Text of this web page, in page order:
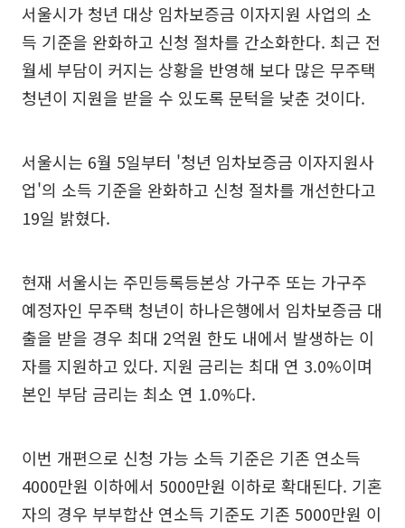
서울시가 청년 대상 임차보증금 이자지원 사업의 소
득 기준을 완화하고 신청 절차를 간소화한다. 최근 전
월세 부담이 커지는 상황을 반영해 보다 많은 무주택
청년이 지원을 받을 수 있도록 문턱을 낮춘 것이다.
서울시는 6월 5일부터 '청년 임차보증금 이자지원사
업'의 소득 기준을 완화하고 신청 절차를 개선한다고
19일 밝혔다.
현재 서울시는 주민등록등본상 가구주 또는 가구주
예정자인 무주택 청년이 하나은행에서 임차보증금 대
출을 받을 경우 최대 2억원 한도 내에서 발생하는 이
자를 지원하고 있다. 지원 금리는 최대 연 3.0%이며
본인 부담 금리는 최소 연 1.0%다.
이번 개편으로 신청 가능 소득 기준은 기존 연소득
4000만원 이하에서 5000만원 이하로 확대된다. 기혼
자의 경우 부부합산 연소득 기준도 기존 5000만원 이